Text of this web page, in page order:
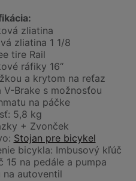
zliatina
zliatina 1 1/8
tire Rail
ráfiky 16“
a krytom na reťaz
V-Brake s možnosťou
na páčke
5,8 kg
+ Zvonček
Stojan pre bicykel
bicykla: Imbusový kľúč
na pedále a pumpa
autoventil